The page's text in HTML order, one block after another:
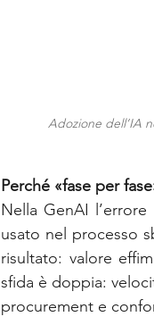
Adozione dell’IA
Perché «fase per
Nella GenAI
usato nel processo
risultato: valore
sfida è doppia:
procurement e